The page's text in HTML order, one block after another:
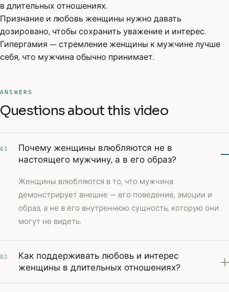
в длительных отношениях.
Признание и любовь женщины нужно давать
дозировано, чтобы сохранить уважение и интерес.
Гипергамия — стремление женщины к мужчине лучше
себя, что мужчина обычно принимает.
ANSWERS
Questions about this video
01
Почему женщины влюбляются не в
настоящего мужчину, а в его образ?
Женщины влюбляются в то, что мужчина
демонстрирует внешне — его поведение, эмоции и
образ, а не в его внутреннюю сущность, которую они
могут не видеть.
02
Как поддерживать любовь и интерес
женщины в длительных отношениях?